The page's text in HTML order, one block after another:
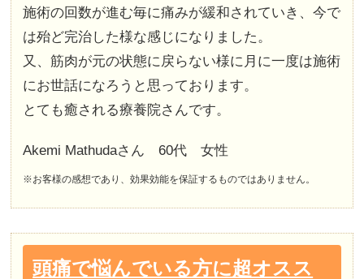
施術の回数が進む毎に痛みが緩和されていき、今で
は殆ど完治した様な感じになりました。
又、筋肉が元の状態に戻らない様に月に一度は施術
にお世話になろうと思っております。
とても癒される療養院さんです。
Akemi Mathudaさん 60代 女性
※お客様の感想であり、効果効能を保証するものではありません。
頭痛で悩んでいる方に超オスス